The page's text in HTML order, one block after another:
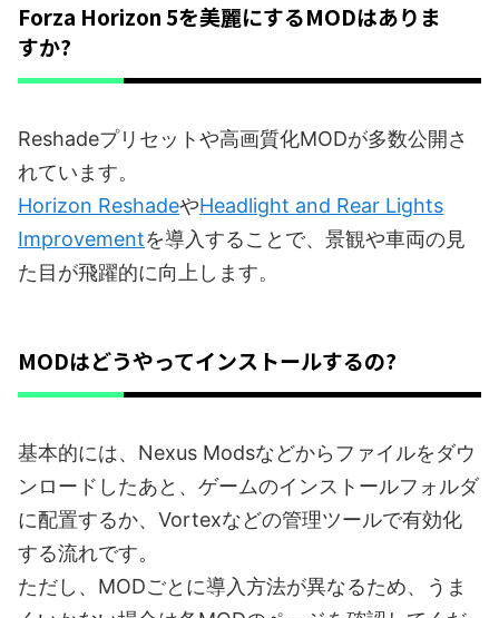
Forza Horizon 5を美麗にするMODはありま
すか?
Reshadeプリセットや高画質化MODが多数公開さ
れています。
Horizon ReshadeやHeadlight and Rear Lights
Improvementを導入することで、景観や車両の見
た目が飛躍的に向上します。
MODはどうやってインストールするの?
基本的には、Nexus Modsなどからファイルをダウ
ンロードしたあと、ゲームのインストールフォルダ
に配置するか、Vortexなどの管理ツールで有効化
する流れです。
ただし、MODごとに導入方法が異なるため、うま